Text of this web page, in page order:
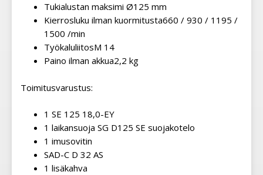
Tukialustan maksimi Ø125 mm
Kierrosluku ilman kuormitusta660 / 930 / 1195 /
1500 /min
TyökaluliitosM 14
Paino ilman akkua2,2 kg
Toimitusvarustus:
1 SE 125 18,0-EY
1 laikansuoja SG D125 SE suojakotelo
1 imusovitin
SAD-C D 32 AS
1 lisäkahva